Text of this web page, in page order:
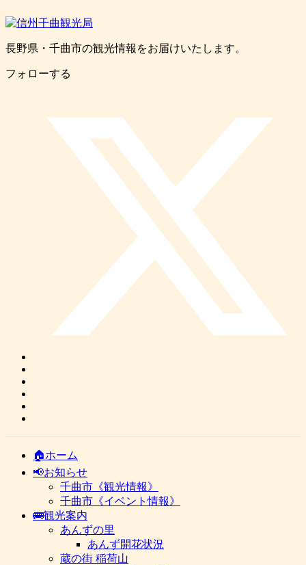
長野県・千曲市の観光情報をお届けいたします。
フォローする
🏠ホーム
📢お知らせ
千曲市《観光情報》
千曲市《イベント情報》
🚌観光案内
あんずの里
あんず開花状況
蔵の街 稲荷山